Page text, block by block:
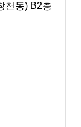
천동) B2층